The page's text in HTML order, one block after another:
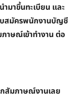
ำมาขึ้นทะเบียน และ
บสมัครพนักงานบัญชี
ภาษณ์เข้าทำงาน ต่อ
สัมภาษณ์งานเลย